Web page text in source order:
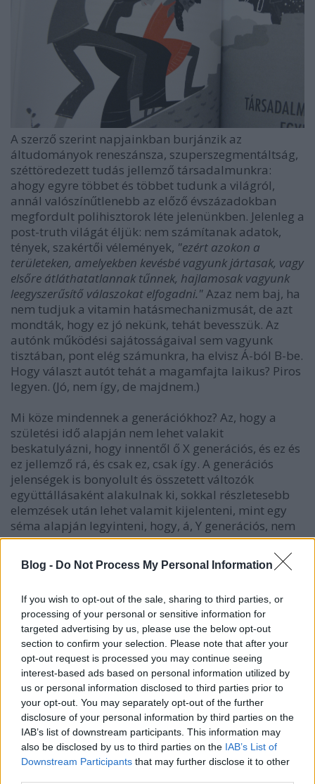
Blog - Do Not Process My Personal Information
If you wish to opt-out of the sale, sharing to third parties, or
processing of your personal or sensitive information for
targeted advertising by us, please use the below opt-out
section to confirm your selection. Please note that after your
opt-out request is processed you may continue seeing
interest-based ads based on personal information utilized by
us or personal information disclosed to third parties prior to
your opt-out. You may separately opt-out of the further
disclosure of your personal information by third parties on the
IAB’s list of downstream participants. This information may
also be disclosed by us to third parties on the IAB’s List of
Downstream Participants that may further disclose it to other
A szerző szerint napjainkban burjánzik az
áltudományok reneszánsza, szuperszegmentáltság,
széttöredezett tudás jellemző társadalmunkra:
ahogy egyre többet és többet tudunk a világról,
annál valószínűtlenebb az előző évszázadokban
megfordult polihisztorok léte jelenünkben. Jelenleg a
post-truth világát éljük: nem számítanak adatok,
tények, szakértői vélemények, "ezért azokon a
területeken, amelyekben kevésbé vagyunk jártasak, vagy
elsőre átláthatatlannak tűnnek, hajlamosak vagyunk
leegyszerűsítő válaszokat elfogadni."Azaz nem baj, ha
nem tudjuk a vitamin hatásmechanizmusát, de azt
mondták, hogy ez jó nekünk, tehát bevesszük. Az
autónk működési sajátosságaival sem vagyunk
tisztában, pont elég számunkra, ha elvisz Á-ból B-be.
Hogy választ autót tehát a magamfajta laikus? Piros
legyen. (Jó, nem így, de majdnem.)
Mi köze mindennek a generációkhoz? Az, hogy a
születési idő alapján nem lehet valakit
beskatulyázni, hogy innentől ő X generációs, és ez és
ez jellemző rá, és csak ez, csak így. A generációs
jelenségek is bonyolult és összetett változók
együttállásaként alakulnak ki, sokkal részletesebb
elemzések után lehet valamit kijelenteni, mint egy
séma alapján legyinteni, hogy, á, Y generációs, nem
csoda hogy ilyen!
Az elkövetkező évtizedekben a generációknak,